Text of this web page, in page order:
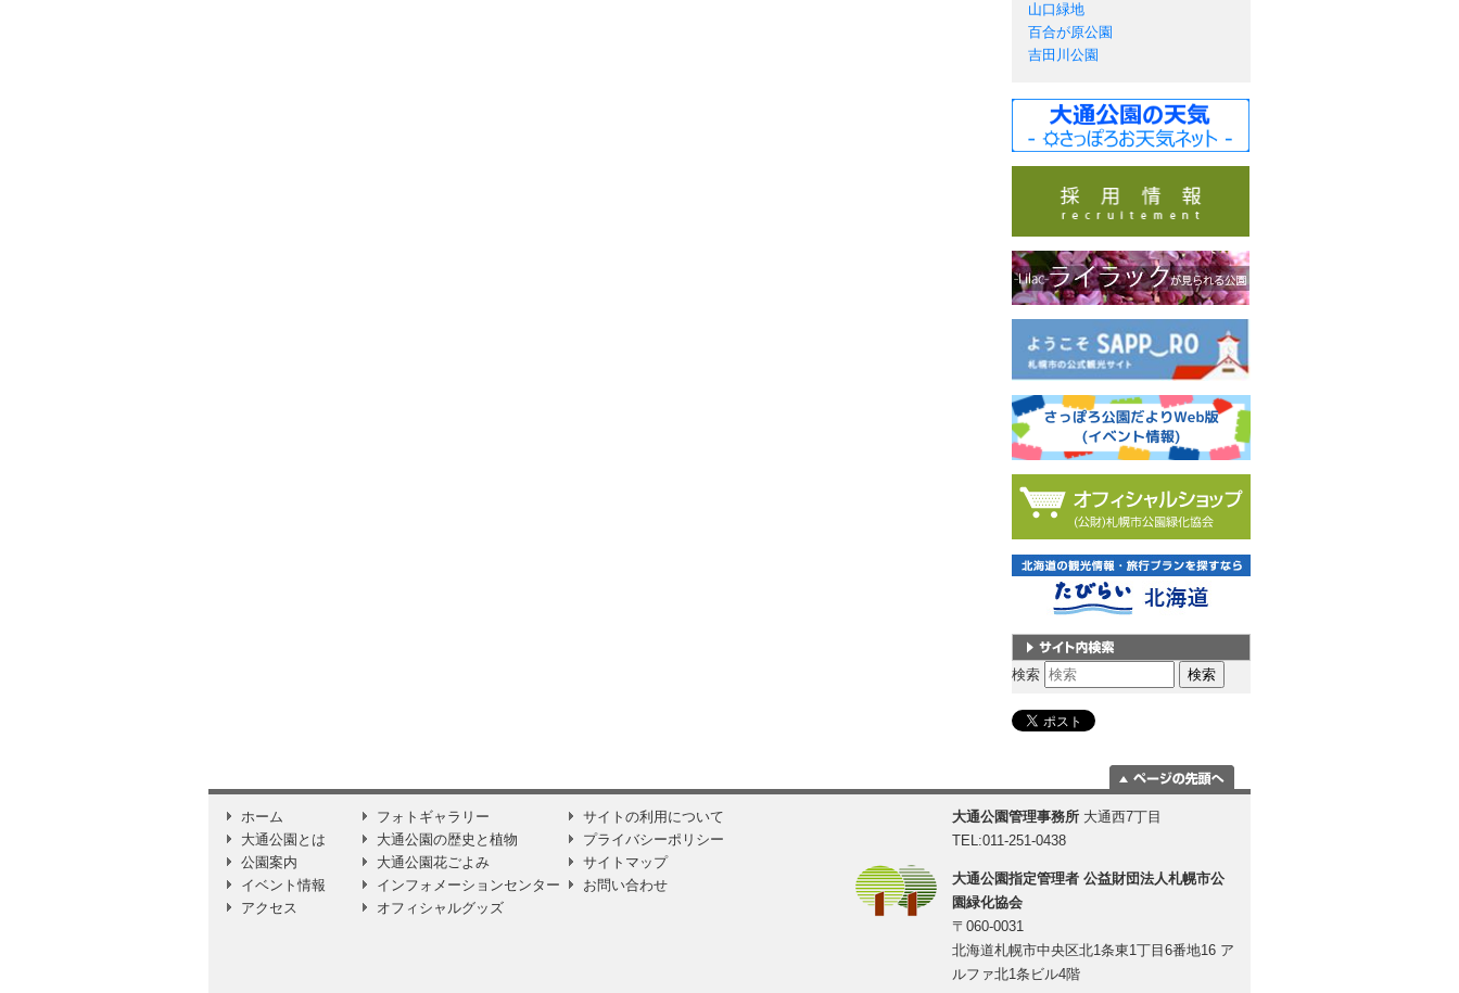
山口緑地
百合が原公園
吉田川公園
サイト内検索
検索
に移動
ホーム
大通公園とは
公園案内
イベント情報
アクセス
フォトギャラリー
大通公園の歴史と植物
大通公園花ごよみ
インフォメーションセンター
オフィシャルグッズ
サイトの利用について
プライバシーポリシー
サイトマップ
お問い合わせ
大通公園管理事務所 大通西7丁目
TEL:011-251-0438
大通公園指定管理者 公益財団法人札幌市公
園緑化協会
〒060-0031
北海道札幌市中央区北1条東1丁目6番地16 ア
ルファ北1条ビル4階